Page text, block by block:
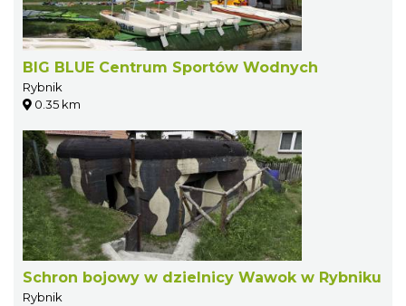
BIG BLUE Centrum Sportów Wodnych
Rybnik
0.35 km
Schron bojowy w dzielnicy Wawok w Rybniku
Rybnik